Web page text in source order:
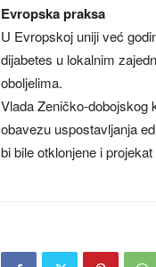
Evropska praksa
U Evropskoj uniji već
dijabetes u lokalnim
oboljelima.
Vlada Zeničko-dobojskog
obavezu uspostavljanja
bi bile otklonjene i